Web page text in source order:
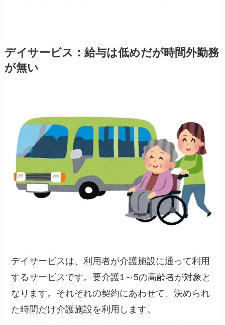
デイサービス：給与は低めだが時間外勤務
が無い
デイサービスは、利用者が介護施設に通って利用
するサービスです。要介護1～5の高齢者が対象と
なります。 それぞれの契約にあわせて、決められ
た時間だけ介護施設を利用します。